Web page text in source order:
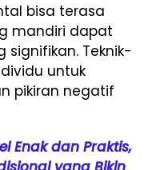
bisa terasa
mandiri dapat
Teknik-
untuk
pikiran negatif
Enak dan Praktis,